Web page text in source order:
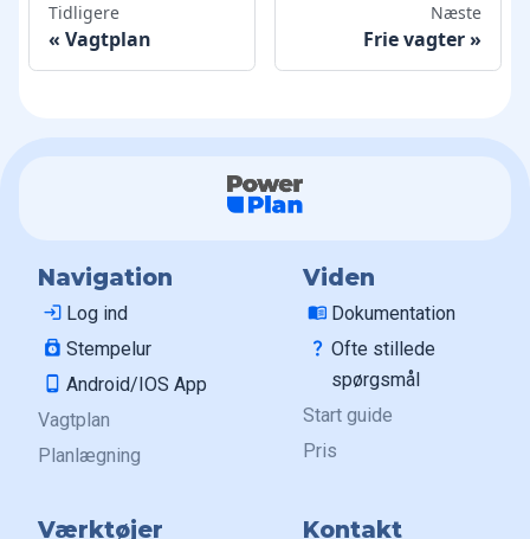
Tidligere
Vagtplan
Næste
Frie vagter
Navigation
login Log ind
punch_clock Stempelur
phone_android Android/IOS App
Vagtplan
Planlægning
Viden
menu_book Dokumentation
question_mark Ofte stillede
spørgsmål
Start guide
Pris
Værktøjer Kontakt